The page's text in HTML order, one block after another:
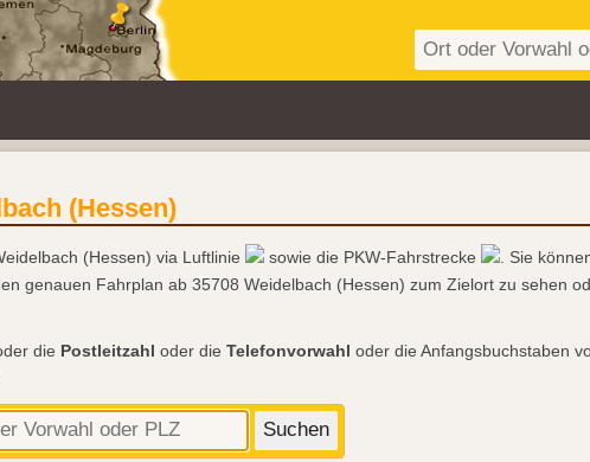
(Hessen)
(Hessen) via Luftlinie sowie die PKW-Fahrstrecke
. Sie
genauen Fahrplan ab 35708 Weidelbach (Hessen) zum Zielort zu sehen
die Postleitzahl oder die Telefonvorwahl oder die Anfangsbuchstaben